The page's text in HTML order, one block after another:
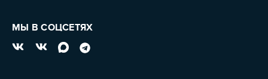
МЫ В СОЦСЕТЯХ